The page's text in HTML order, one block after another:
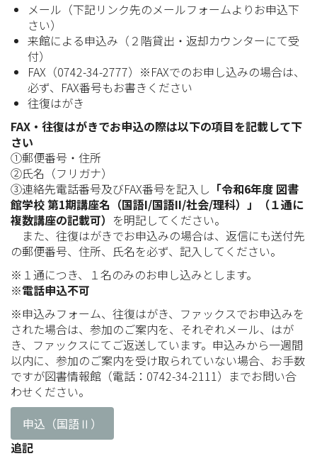
メール（下記リンク先のメールフォームよりお申込下
さい）
来館による申込み（２階貸出・返却カウンターにて受
付）
FAX（0742-34-2777）※FAXでのお申し込みの場合は、
必ず、FAX番号もお書きください
往復はがき
FAX・往復はがきでお申込の際は以下の項目を記載して下
さい
①郵便番号・住所
②氏名（フリガナ）
③連絡先電話番号及びFAX番号を記入し 「令和6年度 図書
館学校 第1期講座名（国語I/国語II/社会/理科）」（１通に
複数講座の記載可） を明記してください。
また、往復はがきでお申込みの場合は、返信にも送付先
の郵便番号、住所、氏名を必ず、記入してください。
※１通につき、１名のみのお申し込みとします。
※電話申込不可
※申込みフォーム、往復はがき、ファックスでお申込みを
された場合は、参加のご案内を、それぞれメール、はが
き、ファックスにてご返送しています。申込みから一週間
以内に、参加のご案内を受け取られていない場合、お手数
ですが図書情報館（電話：0742-34-2111）までお問い合
わせください。
申込（国語Ⅱ）
追記